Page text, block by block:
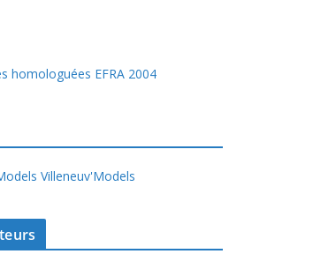
homologuées EFRA 2004
Villeneuv'Models